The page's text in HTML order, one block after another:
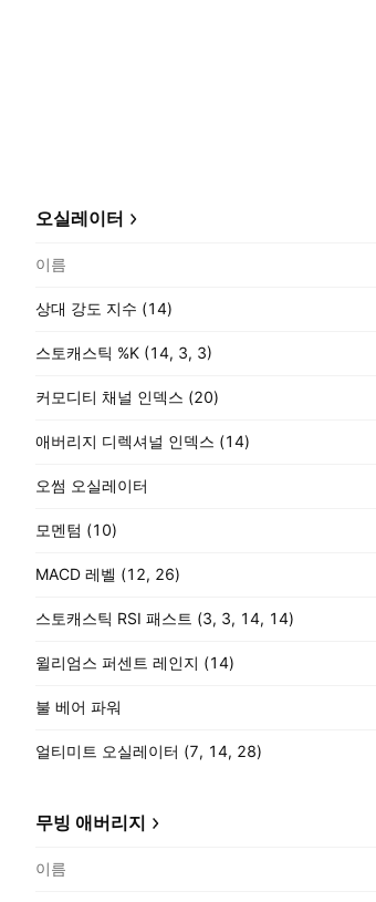
오실레이터
이름
상대 강도 지수 (14)
스토캐스틱 %K (14, 3, 3)
커모디티 채널 인덱스 (20)
애버리지 디렉셔널 인덱스 (14)
오썸 오실레이터
모멘텀 (10)
MACD 레벨 (12, 26)
스토캐스틱 RSI 패스트 (3, 3, 14, 14)
윌리엄스 퍼센트 레인지 (14)
불 베어 파워
얼티미트 오실레이터 (7, 14, 28)
무빙 애버리지
이름